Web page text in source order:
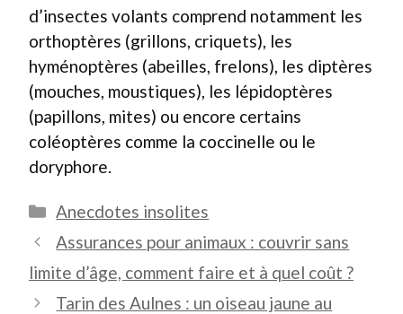
d’insectes volants comprend notamment les
orthoptères (grillons, criquets), les
hyménoptères (abeilles, frelons), les diptères
(mouches, moustiques), les lépidoptères
(papillons, mites) ou encore certains
coléoptères comme la coccinelle ou le
doryphore.
Catégories
Anecdotes insolites
Assurances pour animaux : couvrir sans
limite d’âge, comment faire et à quel coût ?
Tarin des Aulnes : un oiseau jaune au